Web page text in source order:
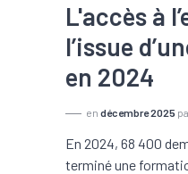
L'accès à
l’issue
en 2024
en décembre 2025
En 2024, 68 400
terminé une